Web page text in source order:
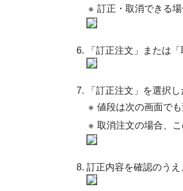
※ 訂正・取消できる
「訂正注文」または
「訂正注文」を選択
※ 値段は次の画面でも
※ 取消注文の場合、
訂正内容を確認のうえ